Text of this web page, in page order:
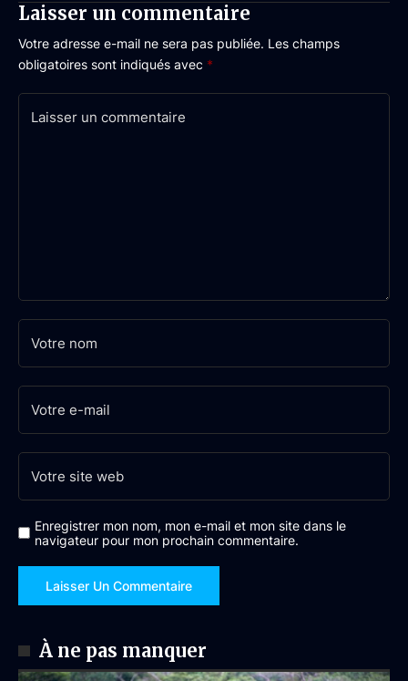
Laisser un commentaire
Votre adresse e-mail ne sera pas publiée. Les champs
obligatoires sont indiqués avec *
Enregistrer mon nom, mon e-mail et mon site dans le
navigateur pour mon prochain commentaire.
À ne pas manquer